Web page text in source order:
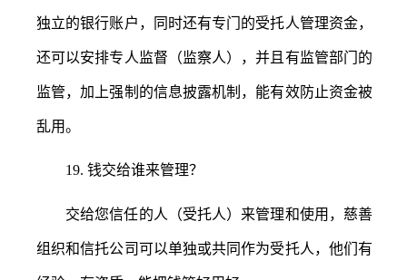
独立的银行账户，同时还有专门的受托人管理资金，
还可以安排专人监督（监察人），并且有监管部门的
监管，加上强制的信息披露机制，能有效防止资金被
乱用。
19. 钱交给谁来管理？
交给您信任的人（受托人）来管理和使用，慈善
组织和信托公司可以单独或共同作为受托人，他们有